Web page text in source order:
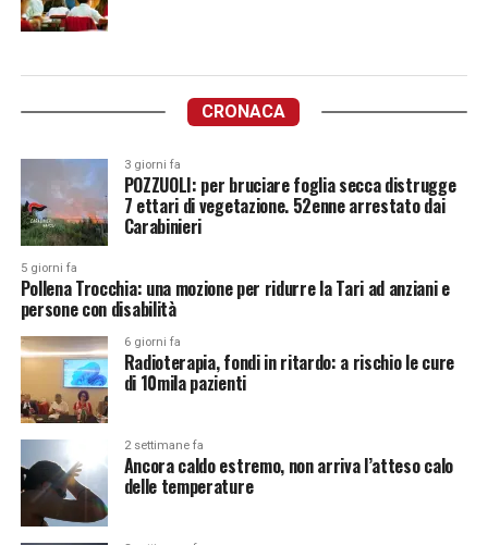
CRONACA
3 giorni fa
POZZUOLI: per bruciare foglia secca distrugge
7 ettari di vegetazione. 52enne arrestato dai
Carabinieri
5 giorni fa
Pollena Trocchia: una mozione per ridurre la Tari ad anziani e
persone con disabilità
6 giorni fa
Radioterapia, fondi in ritardo: a rischio le cure
di 10mila pazienti
2 settimane fa
Ancora caldo estremo, non arriva l’atteso calo
delle temperature